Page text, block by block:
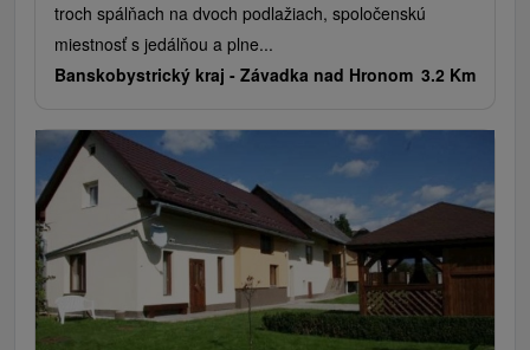
troch spálňach na dvoch podlažiach, spoločenskú
miestnosť s jedálňou a plne...
Banskobystrický kraj - Závadka nad Hronom 3.2 Km